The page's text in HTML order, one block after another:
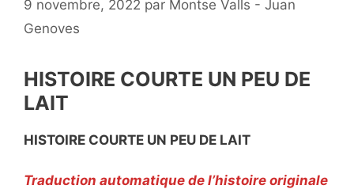
9 novembre, 2022 par Montse Valls - Juan
Genoves
HISTOIRE COURTE UN PEU DE
LAIT
HISTOIRE COURTE UN PEU DE LAIT
Traduction automatique de l’histoire originale